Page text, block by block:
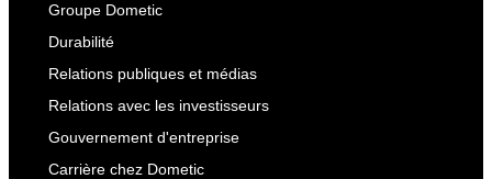
Groupe Dometic
Durabilité
Relations publiques et médias
Relations avec les investisseurs
Gouvernement d'entreprise
Carrière chez Dometic